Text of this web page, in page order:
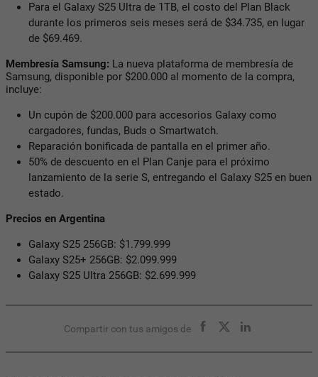
Para el Galaxy S25 Ultra de 1TB, el costo del Plan Black
durante los primeros seis meses será de $34.735, en lugar
de $69.469.
Membresía Samsung: La nueva plataforma de membresía de
Samsung, disponible por $200.000 al momento de la compra,
incluye:
Un cupón de $200.000 para accesorios Galaxy como
cargadores, fundas, Buds o Smartwatch.
Reparación bonificada de pantalla en el primer año.
50% de descuento en el Plan Canje para el próximo
lanzamiento de la serie S, entregando el Galaxy S25 en buen
estado.
Precios en Argentina
Galaxy S25 256GB: $1.799.999
Galaxy S25+ 256GB: $2.099.999
Galaxy S25 Ultra 256GB: $2.699.999
Compartir con tus amigos de